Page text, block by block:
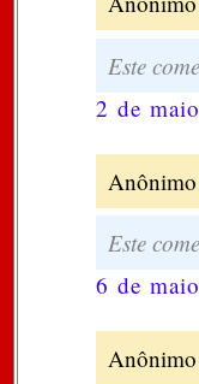
Este
2 de
Anônimo
Este
6 de
Anônimo